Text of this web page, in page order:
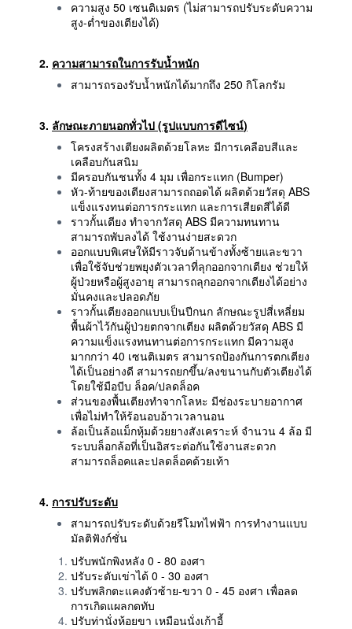
ความสูง 50 เซนติเมตร (ไม่สามารถปรับระดับความ
สูง-ต่ำของเตียงได้)
2. ความสามารถในการรับน้ำหนัก
สามารถรองรับน้ำหนักได้มากถึง 250 กิโลกรัม
3. ลักษณะภายนอกทั่วไป (รูปแบบการดีไซน์)
โครงสร้างเตียงผลิตด้วยโลหะ มีการเคลือบสีและ
เคลือบกันสนิม
มีครอบกันชนทั้ง 4 มุม เพื่อกระแทก (Bumper)
หัว-ท้ายของเตียงสามารถถอดได้ ผลิตด้วยวัสดุ ABS
แข็งแรงทนต่อการกระแทก และการเสียดสีได้ดี
ราวกั้นเตียง ทำจากวัสดุ ABS มีความทนทาน
สามารถพับลงได้ ใช้งานง่ายสะดวก
ออกแบบพิเศษให้มีราวจับด้านข้างทั้งซ้ายและขวา
เพื่อใช้จับช่วยพยุงตัวเวลาที่ลุกออกจากเตียง ช่วยให้
ผู้ป่วยหรือผู้สูงอายุ สามารถลุกออกจากเตียงได้อย่าง
มั่นคงและปลอดภัย
ราวกั้นเตียงออกแบบเป็นปีกนก ลักษณะรูปสี่เหลี่ยม
พื้นผ้าไว้กันผู้ป่วยตกจากเตียง ผลิตด้วยวัสดุ ABS มี
ความแข็งแรงทนทานต่อการกระแทก มีความสูง
มากกว่า 40 เซนติเมตร สามารถป้องกันการตกเตียง
ได้เป็นอย่างดี สามารถยกขึ้น/ลงขนานกับตัวเตียงได้
โดยใช้มือบีบ ล็อค/ปลดล็อค
ส่วนของพื้นเตียงทำจากโลหะ มีช่องระบายอากาศ
เพื่อไม่ทำให้ร้อนอบอ้าวเวลานอน
ล้อเป็นล้อแม็กหุ้มด้วยยางสังเคราะห์ จำนวน 4 ล้อ มี
ระบบล็อกล้อที่เป็นอิสระต่อกันใช้งานสะดวก
สามารถล็อคและปลดล็อคด้วยเท้า
4. การปรับระดับ
สามารถปรับระดับด้วยรีโมทไฟฟ้า การทำงานแบบ
มัลติฟังก์ชั่น
ปรับพนักพิงหลัง 0 - 80 องศา
ปรับระดับเข่าได้ 0 - 30 องศา
ปรับพลิกตะแคงตัวซ้าย-ขวา 0 - 45 องศา เพื่อลด
การเกิดแผลกดทับ
ปรับท่านั่งห้อยขา เหมือนนั่งเก้าอี้